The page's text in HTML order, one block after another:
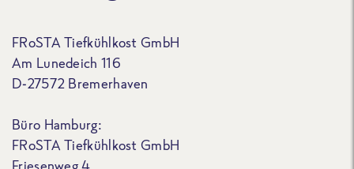
FRoSTA Tiefkühlkost GmbH
Am Lunedeich 116
D-27572 Bremerhaven
Büro Hamburg:
FRoSTA Tiefkühlkost GmbH
Friesenweg 4